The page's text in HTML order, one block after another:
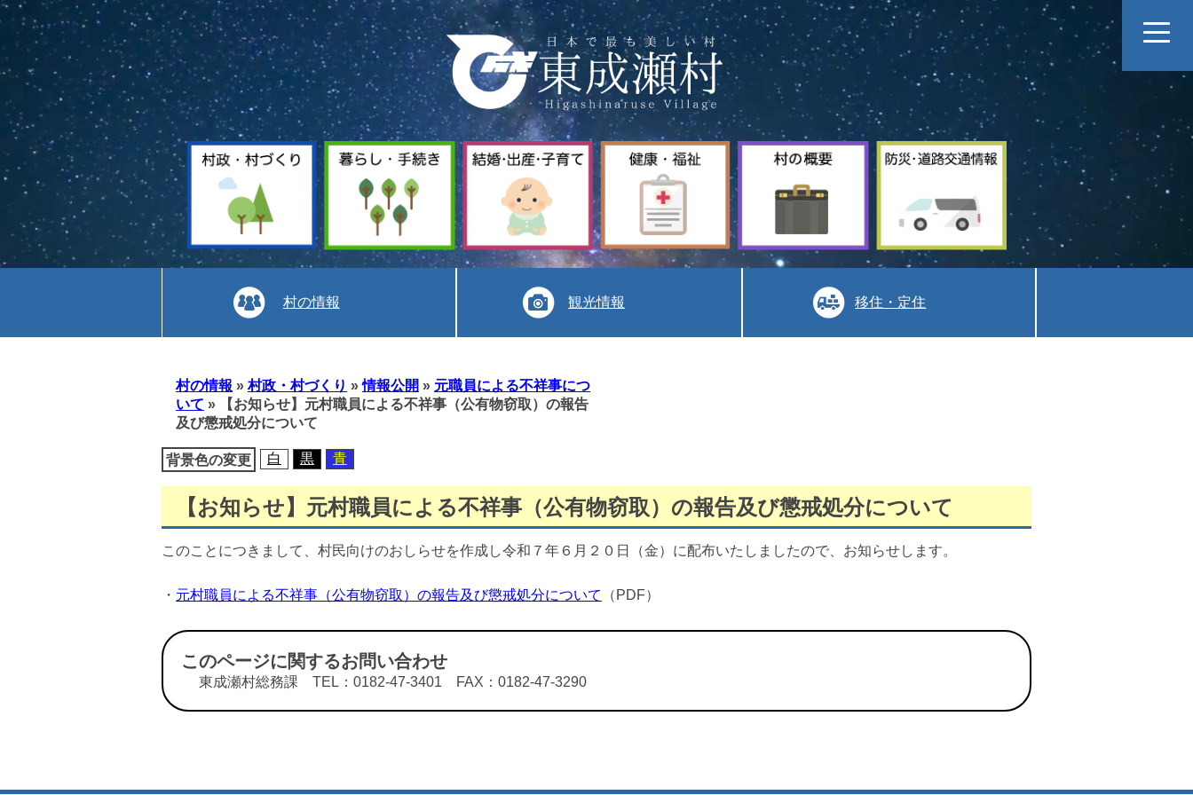
暮
ら
し
続
き
結
婚
産
子
育
て
健
康
福
祉
村
の
通
情
村の情報
観光情報 移住・定住
村の情報 » 村政・村づくり » 情報公開 » 元職員による不祥事につ
いて » 【お知らせ】元村職員による不祥事（公有物窃取）の報告
及び懲戒処分について
背景色の変更 白 黒 青
【お知らせ】元村職員による不祥事（公有物窃取）の報告及び懲戒処分について
このことにつきまして、村民向けのおしらせを作成し令和７年６月２０日（金）に配布いたしましたので、お知らせします。
・ 元村職員による不祥事（公有物窃取）の報告及び懲戒処分について （PDF）
このページに関するお問い合わせ
東成瀬村総務課 TEL：0182-47-3401 FAX：0182-47-3290